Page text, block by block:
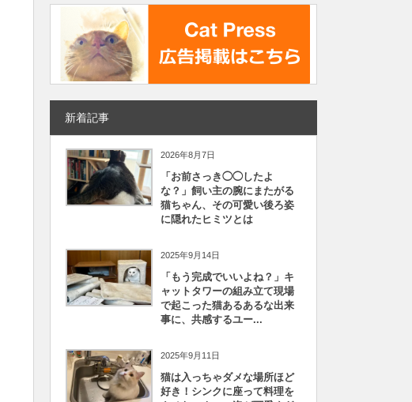
新着記事
2026年8月7日
「お前さっき◯◯したよ
な？」飼い主の腕にまたがる
猫ちゃん、その可愛い後ろ姿
に隠れたヒミツとは
2025年9月14日
「もう完成でいいよね？」キ
ャットタワーの組み立て現場
で起こった猫あるあるな出来
事に、共感するユー...
2025年9月11日
猫は入っちゃダメな場所ほど
好き！シンクに座って料理を